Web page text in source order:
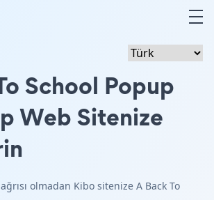
School Popup
Web Sitenize
olmadan Kibo sitenize A Back To